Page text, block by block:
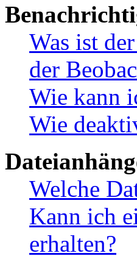
Was ist
der
Wie kann
Wie
Welche
Kann ich
erhalten?